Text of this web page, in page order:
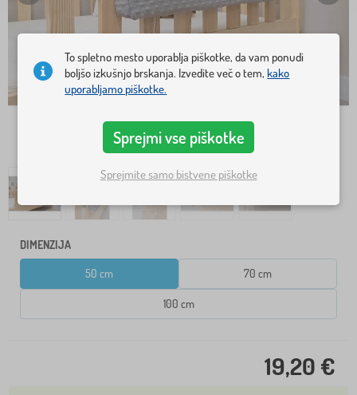
DIMENZIJA
50 cm 70 cm
100 cm
19,20 €
To spletno mesto uporablja piškotke, da vam ponudi
boljšo izkušnjo brskanja. Izvedite več o tem,kako
uporabljamo piškotke.
Sprejmi vse piškotke
Sprejmite samo bistvene piškotke